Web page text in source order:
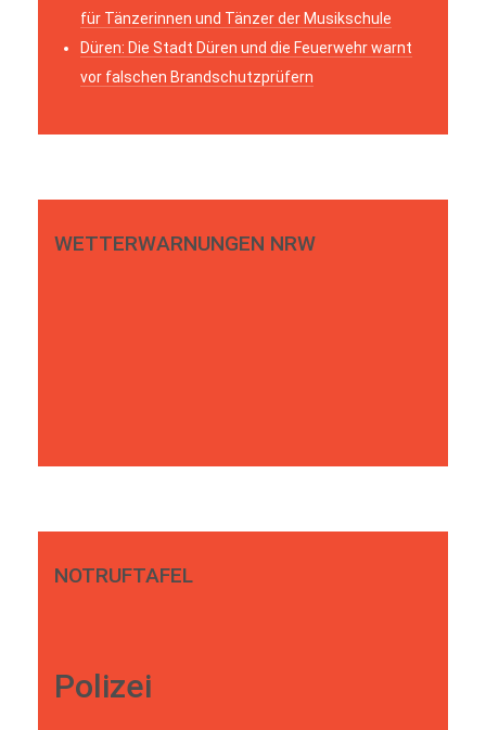
für Tänzerinnen und Tänzer der Musikschule
Düren: Die Stadt Düren und die Feuerwehr warnt
vor falschen Brandschutzprüfern
WETTERWARNUNGEN NRW
NOTRUFTAFEL
Polizei